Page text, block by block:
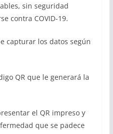
sin seguridad
contra COVID-19.
capturar los datos según
QR que le generará la
el QR impreso y
que se padece